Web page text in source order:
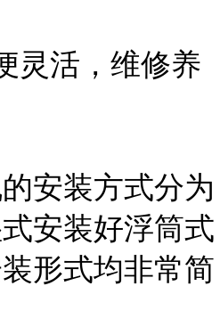
灵活，维修养
安装方式分为
安装好浮筒式
形式均非常简